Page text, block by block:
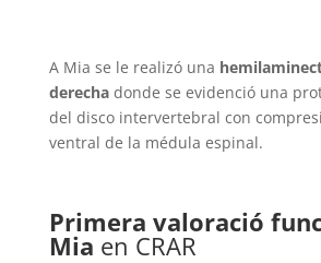
A Mia se le realizó una
derechadonde se evidenció una
del disco intervertebral con
ventral de la médula espinal.
Primera valoració
Mia en CRAR